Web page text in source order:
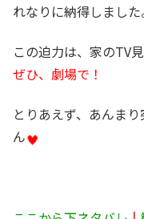
れなりに納得しました
この迫力は、家のTV
ぜひ、劇場で！
とりあえず、あんま
ん